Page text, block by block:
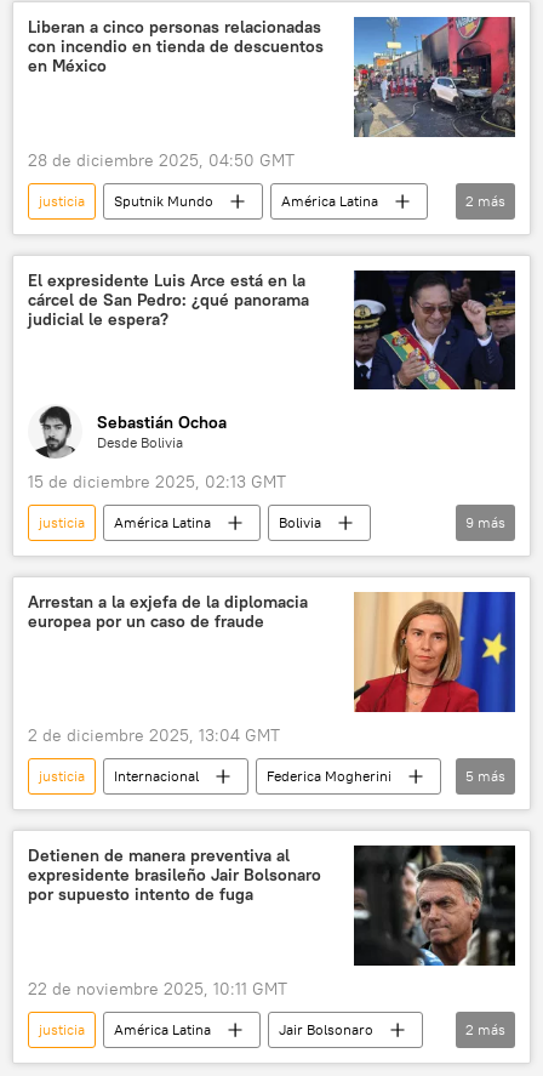
💬 Opinión y Análisis
📰 Resumen del 2025 y predicciones para el 2026
Liberan a cinco personas relacionadas
con incendio en tienda de descuentos
en México
28 de diciembre 2025, 04:50 GMT
justicia Sputnik Mundo
América Latina
México
sociedad
2 más
El expresidente Luis Arce está en la
cárcel de San Pedro: ¿qué panorama
judicial le espera?
Sebastián Ochoa
Desde Bolivia
15 de diciembre 2025, 02:13 GMT
justicia América Latina
Bolivia
Luis Arce
corrupción
Rodrigo Paz
La Paz
Movimiento Al Socialismo (MAS)
FONDIOC
💬 Opinión y Análisis
9 más
‍Arrestan a la exjefa de la diplomacia
europea por un caso de fraude
2 de diciembre 2025, 13:04 GMT
justicia Internacional
Federica Mogherini
Bélgica
política
fiscalía
Unión Europea (UE)
🌍 Europa
5 más
Detienen de manera preventiva al
expresidente brasileño Jair Bolsonaro
por supuesto intento de fuga
22 de noviembre 2025, 10:11 GMT
justicia América Latina
Jair Bolsonaro
Brasil
seguridad
2 más